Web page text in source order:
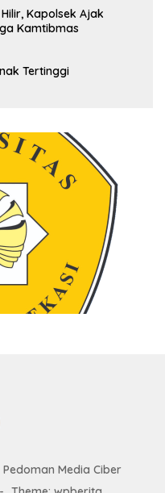
Kapolsek Ajak
Kamtibmas
Tertinggi
Pedoman Media Ciber